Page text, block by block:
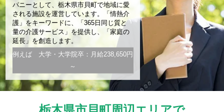
パニーとして、栃木県市貝町で地域に愛
される施設を運営しています。「情熱介
護」をキーワードに、「365日同じ質と
量の介護サービス」を提供し、「家庭の
延長」を創造します。
例えば 大学・大学院卒：月給238,650円
～